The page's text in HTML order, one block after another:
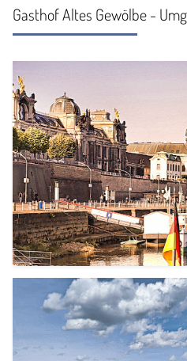
Gasthof Altes Gewölbe -